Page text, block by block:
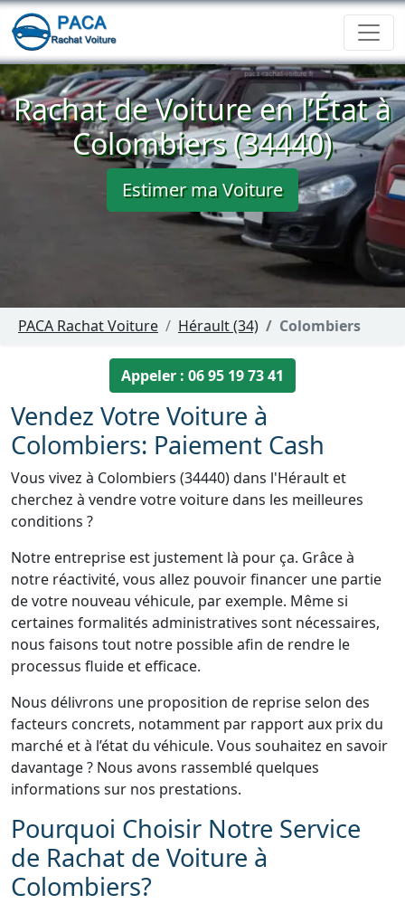
Rachat de Voiture en l’État à
Colombiers (34440)
Estimer ma Voiture
PACA Rachat Voiture Hérault (34) Colombiers
Appeler : 06 95 19 73 41
Vendez Votre Voiture à
Colombiers: Paiement Cash
Vous vivez à Colombiers (34440) dans l'Hérault et
cherchez à vendre votre voiture dans les meilleures
conditions ?
Notre entreprise est justement là pour ça. Grâce à
notre réactivité, vous allez pouvoir financer une partie
de votre nouveau véhicule, par exemple. Même si
certaines formalités administratives sont nécessaires,
nous faisons tout notre possible afin de rendre le
processus fluide et efficace.
Nous délivrons une proposition de reprise selon des
facteurs concrets, notamment par rapport aux prix du
marché et à l’état du véhicule. Vous souhaitez en savoir
davantage ? Nous avons rassemblé quelques
informations sur nos prestations.
Pourquoi Choisir Notre Service
de Rachat de Voiture à
Colombiers?